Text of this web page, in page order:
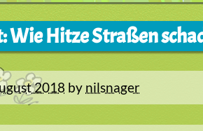
Wie Hitze Straßen
2018 by nilsnager